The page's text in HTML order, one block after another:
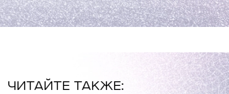
ЧИТАЙТЕ ТАКЖЕ: